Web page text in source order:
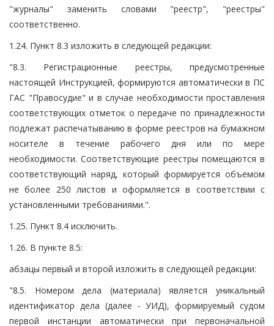
"журналы" заменить словами "реестр", "реестры"
соответственно.
1.24. Пункт 8.3 изложить в следующей редакции:
"8.3. Регистрационные реестры, предусмотренные
настоящей Инструкцией, формируются автоматически в ПС
ГАС "Правосудие" и в случае необходимости проставления
соответствующих отметок о передаче по принадлежности
подлежат распечатыванию в форме реестров на бумажном
носителе в течение рабочего дня или по мере
необходимости. Соответствующие реестры помещаются в
соответствующий наряд, который формируется объемом
не более 250 листов и оформляется в соответствии с
установленными требованиями.".
1.25. Пункт 8.4 исключить.
1.26. В пункте 8.5:
абзацы первый и второй изложить в следующей редакции:
"8.5. Номером дела (материала) является уникальный
идентификатор дела (далее - УИД), формируемый судом
первой инстанции автоматически при первоначальной